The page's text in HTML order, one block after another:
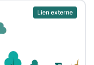
Lien externe